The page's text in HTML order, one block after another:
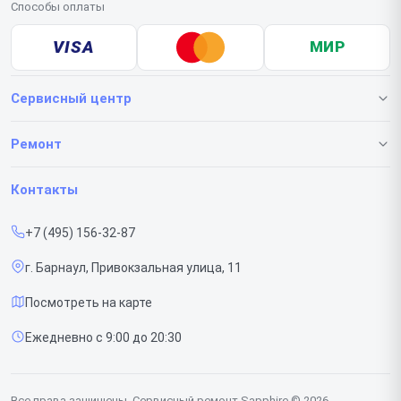
Способы оплаты
VISA МИР
Сервисный центр
О нашем сервисе
Срочный ремонт
Доставка и способы оплаты
Диагностика
Контакты
Ремонт
Видеокарт
Контакты
+7 (495) 156-32-87
г. Барнаул, Привокзальная улица, 11
Посмотреть на карте
Ежедневно с 9:00 до 20:30